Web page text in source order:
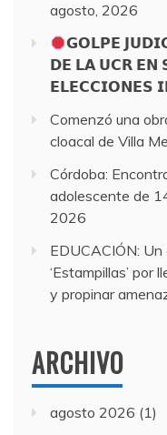
agosto, 2026
𝗚𝗢𝗟𝗣𝗘
𝗗𝗘 𝗟𝗔 𝗨𝗖𝗥 𝗘𝗡
𝗘𝗟𝗘𝗖𝗖𝗜𝗢𝗡𝗘𝗦
Comenzó una
cloacal de Villa
Córdoba:
adolescente de
2026
EDUCACIÓN:
‘Estampillas’ por
y propinar
ARCHIVO
agosto 2026 (1)